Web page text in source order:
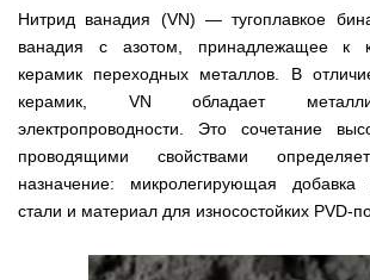
Нитрид ванадия (VN) — тугоплавкое
ванадия с азотом, принадлежащее к
керамик переходных металлов. В
керамик, VN обладает
электропроводности. Это сочетание
проводящими свойствами
назначение: микролегирующая добавка
стали и материал для износостойких PVD-